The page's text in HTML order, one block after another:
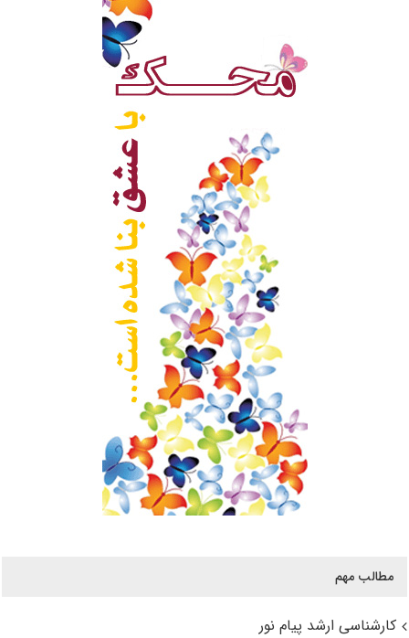
مطالب مهم
کارشناسی ارشد پیام نور